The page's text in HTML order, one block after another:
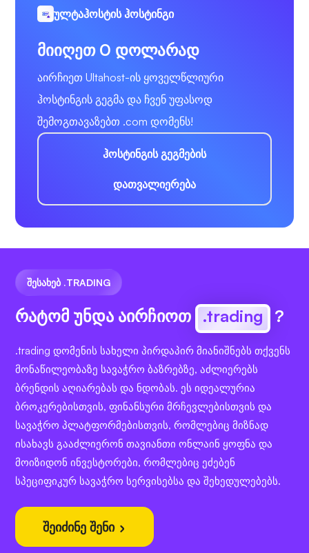
ულტაჰოსტის ჰოსტინგი
მიიღეთ 0 დოლარად
აირჩიეთ Ultahost-ის ყოველწლიური
ჰოსტინგის გეგმა და ჩვენ უფასოდ
შემოგთავაზებთ .com დომენს!
ჰოსტინგის გეგმების
დათვალიერება
ᲨᲔᲡᲐᲮᲔᲑ .TRADING
რატომ უნდა აირჩიოთ .trading ?
.trading დომენის სახელი პირდაპირ მიანიშნებს თქვენს
მონაწილეობაზე სავაჭრო ბაზრებზე, აძლიერებს
ბრენდის აღიარებას და ნდობას. ეს იდეალურია
ბროკერებისთვის, ფინანსური მრჩევლებისთვის და
სავაჭრო პლატფორმებისთვის, რომლებიც მიზნად
ისახავს გააძლიერონ თავიანთი ონლაინ ყოფნა და
მოიზიდონ ინვესტორები, რომლებიც ეძებენ
სპეციფიკურ სავაჭრო სერვისებსა და შეხედულებებს.
შეიძინე შენი